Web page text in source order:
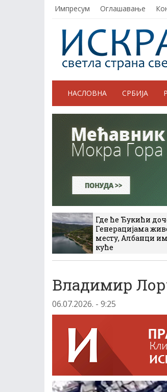
Импресум Оглашавање
НАСЛОВНА СРБИЈА
Где ће Ђукићи
Генерацијама
месту, Албанци
куће
Владимир
06.07.2026. - 9:25